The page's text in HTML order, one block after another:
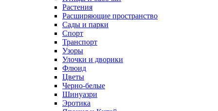
Растения
Расширяющие пространство
Сады и парки
Спорт
Транспорт
Узоры
Улочки и дворики
Флюид
Цветы
Черно-белые
Шинуазри
Эротика